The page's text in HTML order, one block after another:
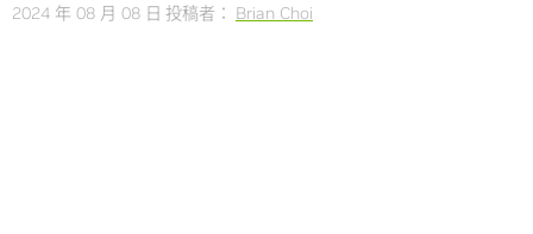
2024 年 08 月 08 日 投稿者： Brian Choi